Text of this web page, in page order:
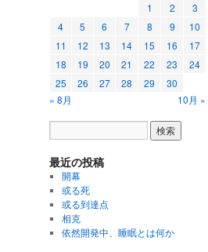
1 2
3
4
5 6 7 8 9
10
11
12 13 14 15 16
17
18
19 20 21 22 23
24
25
26 27 28 29
30
« 8月
10月 »
最近の投稿
開幕
或る死
或る到達点
相克
依然開発中、睡眠とは何か